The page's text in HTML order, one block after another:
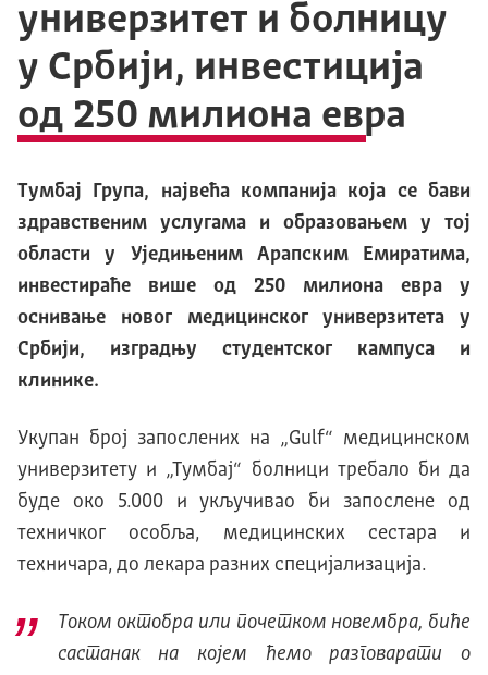
универзитет и болницу
у Србији, инвестиција
од 250 милиона евра
Тумбај Група, највећа компанија која се бави
здравственим услугама и образовањем у тој
области у Уједињеним Арапским Емиратима,
инвестираће више од 250 милиона евра у
оснивање новог медицинског универзитета у
Србији, изградњу студентског кампуса и
клинике.
Укупан број запослених на „Gulf“ медицинском
универзитету и „Тумбај“ болници требало би да
буде око 5.000 и укључивао би запослене од
техничког особља, медицинских сестара и
техничара, до лекара разних специјализација.
Током октобра или почетком новембра, биће
састанак на којем ћемо разговарати о